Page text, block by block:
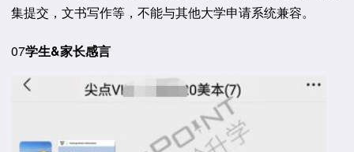
集提交，文书写作等，不能与其他大学申请系统兼容。
07学生&家长感言